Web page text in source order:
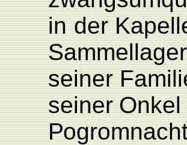
in der K
Sammellager
seiner F
seiner Onkel
P